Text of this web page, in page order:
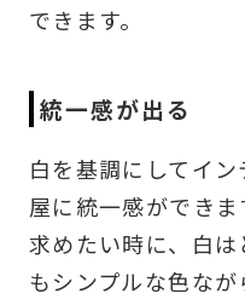
できます。
統一感が出る
白を基調にしてイ
屋に統一感ができ
求めたい時に、白
もシンプルな色な